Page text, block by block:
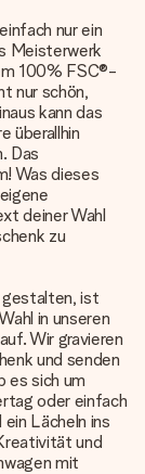
nur ein
Meisterwerk
100% FSC®-
nur schön,
kann das
überallhin
Das
Was dieses
deiner Wahl
zu
gestalten, ist
in unseren
Wir gravieren
und senden
es sich um
oder einfach
Lächeln ins
und
mit